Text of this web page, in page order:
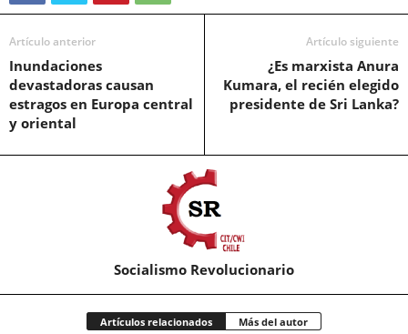
Artículo anterior
Inundaciones
devastadoras causan
estragos en Europa central
y oriental
Artículo siguiente
¿Es marxista Anura
Kumara, el recién elegido
presidente de Sri Lanka?
Socialismo Revolucionario
Artículos relacionados Más del autor